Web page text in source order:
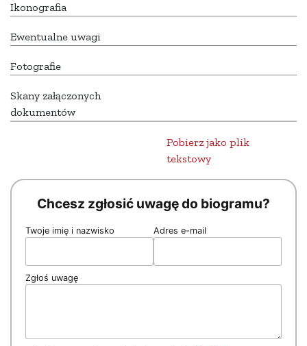
Ikonografia
Ewentualne uwagi
Fotografie
Skany załączonych
dokumentów
Pobierz jako plik
tekstowy
Chcesz zgłosić uwagę do biogramu?
Twoje imię i nazwisko Adres e-mail
Zgłoś uwagę